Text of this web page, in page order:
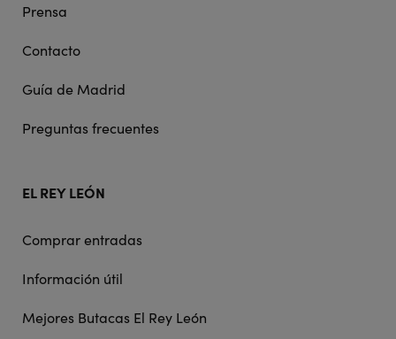
Prensa
Contacto
Guía de Madrid
Preguntas frecuentes
EL REY LEÓN
Comprar entradas
Información útil
Mejores Butacas El Rey León